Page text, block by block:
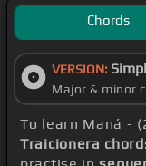
Chords
VERSION:
Major & minor
To learn Maná -
Traicionera